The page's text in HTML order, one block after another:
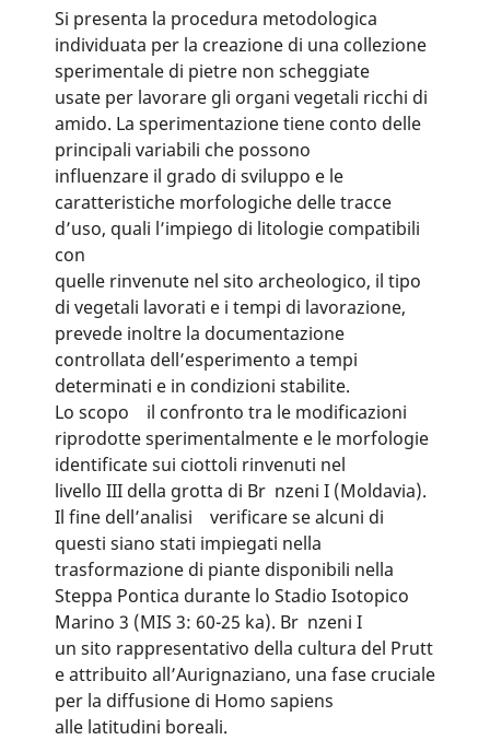
Si presenta la procedura metodologica
individuata per la creazione di una collezione
sperimentale di pietre non scheggiate
usate per lavorare gli organi vegetali ricchi di
amido. La sperimentazione tiene conto delle
principali variabili che possono
influenzare il grado di sviluppo e le
caratteristiche morfologiche delle tracce
d’uso, quali l’impiego di litologie compatibili
con
quelle rinvenute nel sito archeologico, il tipo
di vegetali lavorati e i tempi di lavorazione,
prevede inoltre la documentazione
controllata dell’esperimento a tempi
determinati e in condizioni stabilite.
Lo scopo il confronto tra le modificazioni
riprodotte sperimentalmente e le morfologie
identificate sui ciottoli rinvenuti nel
livello III della grotta di Br nzeni I (Moldavia).
Il fine dell’analisi verificare se alcuni di
questi siano stati impiegati nella
trasformazione di piante disponibili nella
Steppa Pontica durante lo Stadio Isotopico
Marino 3 (MIS 3: 60-25 ka). Br nzeni I
un sito rappresentativo della cultura del Prutt
e attribuito all’Aurignaziano, una fase cruciale
per la diffusione di Homo sapiens
alle latitudini boreali.